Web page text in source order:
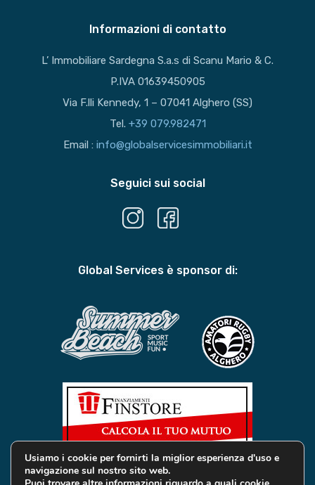
Informazioni di contatto
L’ Immobiliare Sardegna S.a.s di Scanu Mario & C.
P.IVA 01639450905
Via F.lli Kennedy, 1 – 07041 Alghero (SS)
Tel. +39 079.982471
Email : info@globalservicesimmobiliari.it
Seguici sui social
Global Services è sponsor di:
Usiamo i cookie per fornirti la miglior esperienza d'uso e
navigazione sul nostro sito web.